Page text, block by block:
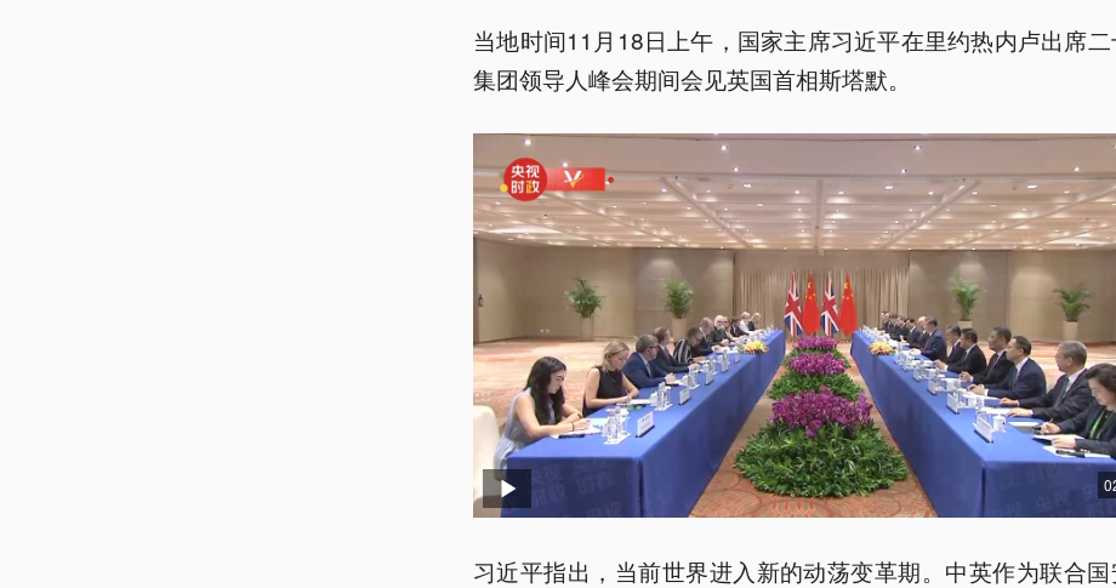
当地时间11月18日上午，国家主席习近平在里约热内卢出席二
集团领导人峰会期间会见英国首相斯塔默。
习近平指出，当前世界进入新的动荡变革期。中英作为联合国